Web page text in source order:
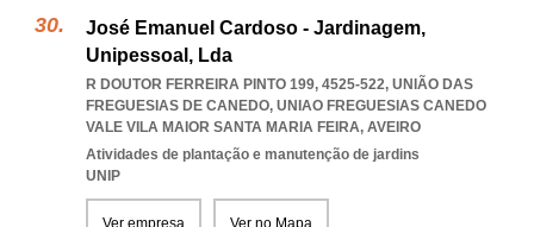
José Emanuel Cardoso - Jardinagem,
Unipessoal, Lda
R DOUTOR FERREIRA PINTO 199, 4525-522, UNIÃO DAS
FREGUESIAS DE CANEDO, UNIAO FREGUESIAS CANEDO
VALE VILA MAIOR SANTA MARIA FEIRA, AVEIRO
Atividades de plantação e manutenção de jardins
UNIP
Ver empresa Ver no Mapa